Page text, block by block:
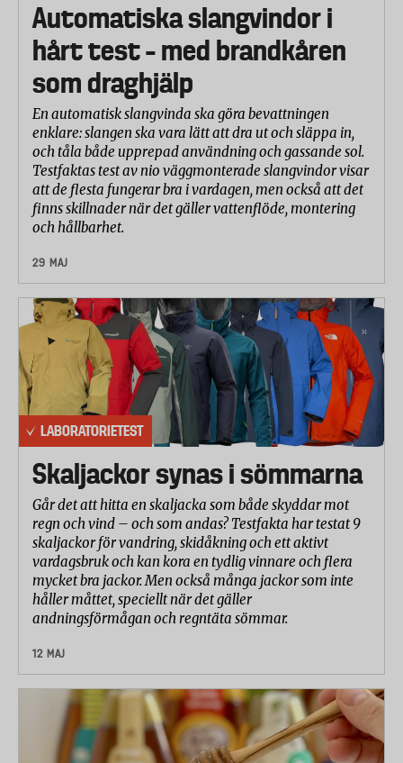
Automatiska slangvindor i
hårt test – med brandkåren
som draghjälp
En automatisk slangvinda ska göra bevattningen
enklare: slangen ska vara lätt att dra ut och släppa in,
och tåla både upprepad användning och gassande sol.
Testfaktas test av nio väggmonterade slangvindor visar
att de flesta fungerar bra i vardagen, men också att det
finns skillnader när det gäller vattenflöde, montering
och hållbarhet.
29 MAJ
LABORATORIETEST
Skaljackor synas i sömmarna
Går det att hitta en skaljacka som både skyddar mot
regn och vind – och som andas? Testfakta har testat 9
skaljackor för vandring, skidåkning och ett aktivt
vardagsbruk och kan kora en tydlig vinnare och flera
mycket bra jackor. Men också många jackor som inte
håller måttet, speciellt när det gäller
andningsförmågan och regntäta sömmar.
12 MAJ